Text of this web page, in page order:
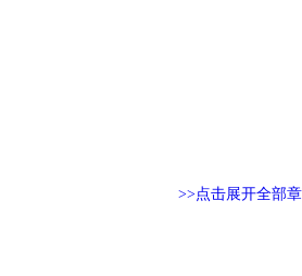
>>点击展开全部